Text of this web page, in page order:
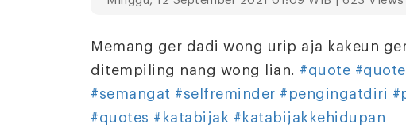
Memang ger dadi wong urip aja kakeun
ditempiling nang wong lian. #quote
#semangat #selfreminder #pengingatdiri
#quotes #katabijak #katabijakkehidupan